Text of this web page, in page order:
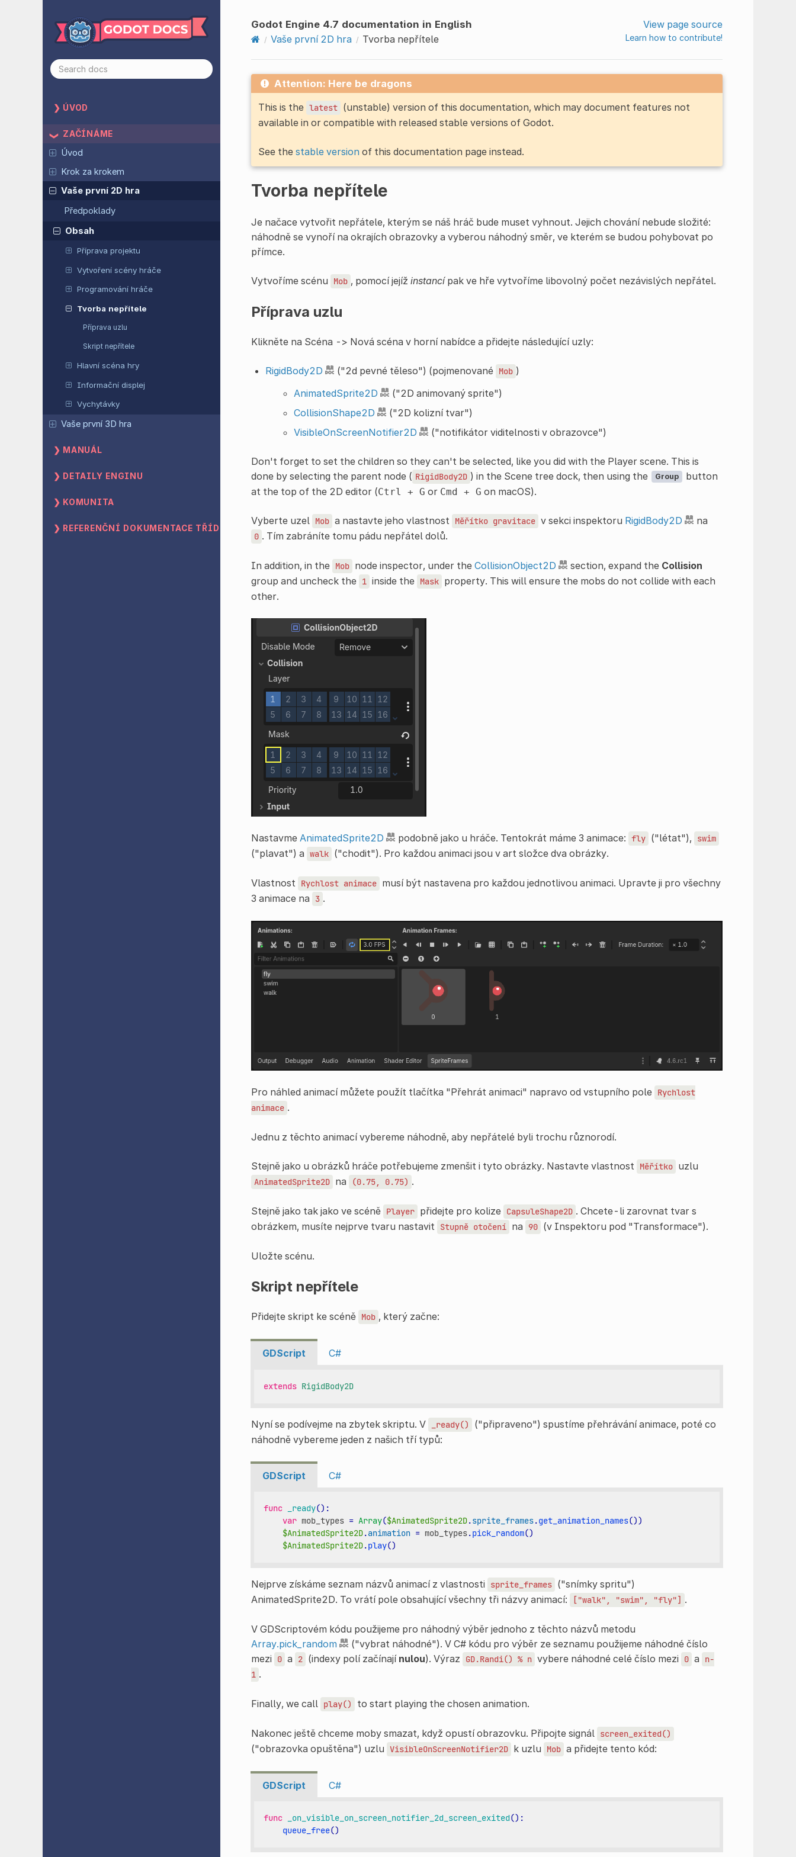
ÚVOD
ZAČÍNÁME
Úvod
Krok za krokem
Vaše první 2D hra
Předpoklady
Obsah
Příprava projektu
Vytvoření scény hráče
Programování hráče
Tvorba nepřítele
Příprava uzlu
Skript nepřítele
Hlavní scéna hry
Informační displej
Vychytávky
Vaše první 3D hra
MANUÁL
DETAILY ENGINU
KOMUNITA
REFERENČNÍ DOKUMENTACE TŘÍD
Godot Engine 4.7 documentation in English
Vaše první 2D hra
Tvorba nepřítele
View page source
Learn how to contribute!
Attention: Here be dragons
This is the latest (unstable) version of this documentation, which may document features not
available in or compatible with released stable versions of Godot.
See the stable versionof this documentation page instead.
Tvorba nepřítele
Je načace vytvořit nepřátele, kterým se náš hráč bude muset vyhnout. Jejich chování nebude složité:
náhodně se vynoří na okrajích obrazovky a vyberou náhodný směr, ve kterém se budou pohybovat po
přímce.
Vytvoříme scénu Mob , pomocí jejíž instancípak ve hře vytvoříme libovolný počet nezávislých nepřátel.
Příprava uzlu
Klikněte na Scéna -> Nová scéna v horní nabídce a přidejte následující uzly:
RigidBody2D ("2d pevné těleso") (pojmenované Mob )
AnimatedSprite2D
("2D animovaný sprite")
CollisionShape2D
("2D kolizní tvar")
VisibleOnScreenNotifier2D
("notifikátor viditelnosti v obrazovce")
Don't forget to set the children so they can't be selected, like you did with the Player scene. This is
done by selecting the parent node ( RigidBody2D ) in the Scene tree dock, then using the Group
button
at the top of the 2D editor (Ctrl + G or Cmd + G on macOS).
Vyberte uzel Mob a nastavte jeho vlastnost Měřítko gravitace v sekci inspektoru RigidBody2D na
0 . Tím zabráníte tomu pádu nepřátel dolů.
In addition, in the Mob node inspector, under the CollisionObject2D section, expand the Collision
group and uncheck the 1 inside the Mask property. This will ensure the mobs do not collide with each
other.
Nastavme AnimatedSprite2D podobně jako u hráče. Tentokrát máme 3 animace: fly ("létat"), swim
("plavat") a walk ("chodit"). Pro každou animaci jsou v art složce dva obrázky.
Vlastnost Rychlost animace musí být nastavena pro každou jednotlivou animaci. Upravte ji pro všechny
3 animace na
3 .
Pro náhled animací můžete použít tlačítka "Přehrát animaci" napravo od vstupního pole Rychlost
animace .
Jednu z těchto animací vybereme náhodně, aby nepřátelé byli trochu různorodí.
Stejně jako u obrázků hráče potřebujeme zmenšit i tyto obrázky. Nastavte vlastnost Měřítko uzlu
AnimatedSprite2D na (0.75, 0.75) .
Stejně jako tak jako ve scéně Player přidejte pro kolize CapsuleShape2D . Chcete-li zarovnat tvar s
obrázkem, musíte nejprve tvaru nastavit Stupně otočení na 90 (v Inspektoru pod "Transformace").
Uložte scénu.
Skript nepřítele
Přidejte skript ke scéně Mob , který začne:
GDScript C#
extends RigidBody2D
Nyní se podívejme na zbytek skriptu. V _ready()
("připraveno") spustíme přehrávání animace, poté co
náhodně vybereme jeden z našich tří typů:
GDScript C#
func _ready():
var mob_types = Array($AnimatedSprite2D.sprite_frames.get_animation_names())
$AnimatedSprite2D.animation = mob_types.pick_random()
$AnimatedSprite2D.play()
Nejprve získáme seznam názvů animací z vlastnosti sprite_frames ("snímky spritu")
AnimatedSprite2D. To vrátí pole obsahující všechny tři názvy animací:
["walk", "swim", "fly"] .
V GDScriptovém kódu použijeme pro náhodný výběr jednoho z těchto názvů metodu
Array.pick_random
("vybrat náhodné"). V C# kódu pro výběr ze seznamu použijeme náhodné číslo
mezi
0 a 2 (indexy polí začínají nulou). Výraz GD.Randi() % n vybere náhodné celé číslo mezi 0 a
n-
1 .
Finally, we call play() to start playing the chosen animation.
Nakonec ještě chceme moby smazat, když opustí obrazovku. Připojte signál screen_exited()
("obrazovka opuštěna") uzlu VisibleOnScreenNotifier2D k uzlu Mob a přidejte tento kód:
GDScript C#
func _on_visible_on_screen_notifier_2d_screen_exited():
queue_free()